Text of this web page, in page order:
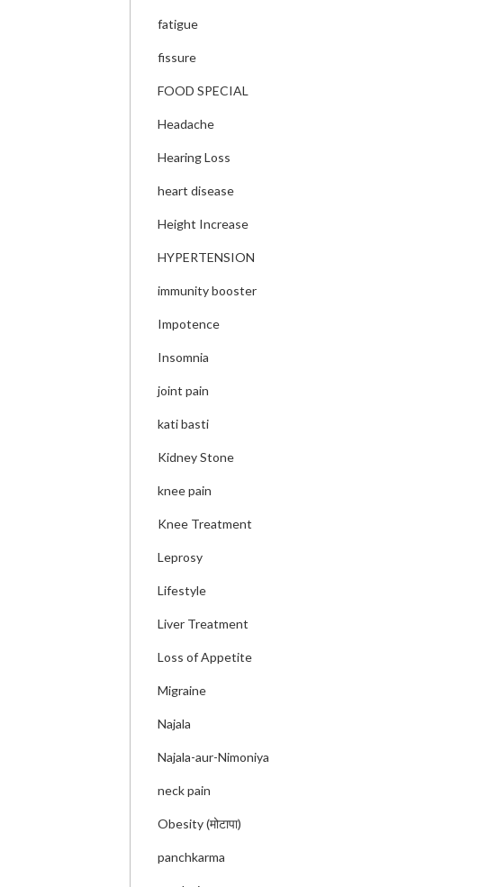
fatigue
fissure
FOOD SPECIAL
Headache
Hearing Loss
heart disease
Height Increase
HYPERTENSION
immunity booster
Impotence
Insomnia
joint pain
kati basti
Kidney Stone
knee pain
Knee Treatment
Leprosy
Lifestyle
Liver Treatment
Loss of Appetite
Migraine
Najala
Najala-aur-Nimoniya
neck pain
Obesity (मोटापा)
panchkarma